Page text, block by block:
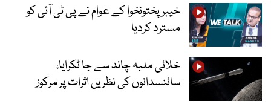
خیبرپختونخوا کے عوام نے پی ٹی آئی کو
مسترد کردیا
خلائی ملبہ چاند سے جا ٹکرایا،
سائنسدانوں کی نظریں اثرات پر مرکوز